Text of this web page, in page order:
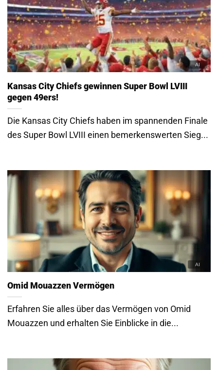
Kansas City Chiefs gewinnen Super Bowl LVIII
gegen 49ers!
Die Kansas City Chiefs haben im spannenden Finale
des Super Bowl LVIII einen bemerkenswerten Sieg...
Omid Mouazzen Vermögen
Erfahren Sie alles über das Vermögen von Omid
Mouazzen und erhalten Sie Einblicke in die...